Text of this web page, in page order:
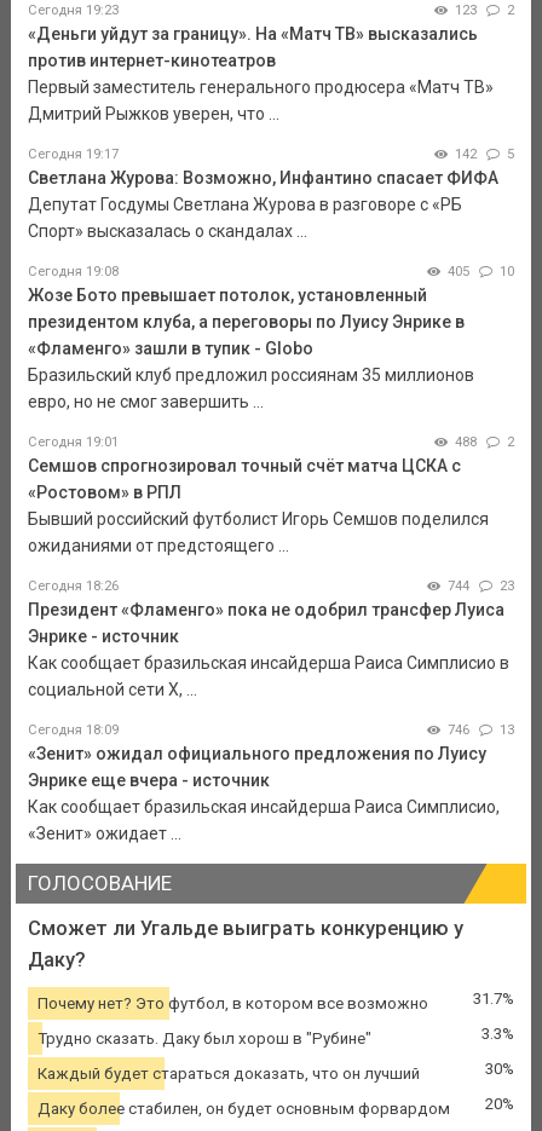
Сегодня 19:23 123 2
«Деньги уйдут за границу». На «Матч ТВ» высказались
против интернет-кинотеатров
Первый заместитель генерального продюсера «Матч ТВ»
Дмитрий Рыжков уверен, что ...
Сегодня 19:17 142 5
Светлана Журова: Возможно, Инфантино спасает ФИФА
Депутат Госдумы Светлана Журова в разговоре с «РБ
Спорт» высказалась о скандалах ...
Сегодня 19:08 405 10
Жозе Бото превышает потолок, установленный
президентом клуба, а переговоры по Луису Энрике в
«Фламенго» зашли в тупик - Globo
Бразильский клуб предложил россиянам 35 миллионов
евро, но не смог завершить ...
Сегодня 19:01 488 2
Семшов спрогнозировал точный счёт матча ЦСКА с
«Ростовом» в РПЛ
Бывший российский футболист Игорь Семшов поделился
ожиданиями от предстоящего ...
Сегодня 18:26 744 23
Президент «Фламенго» пока не одобрил трансфер Луиса
Энрике - источник
Как сообщает бразильская инсайдерша Раиса Симплисио в
социальной сети Х, ...
Сегодня 18:09 746 13
«Зенит» ожидал официального предложения по Луису
Энрике еще вчера - источник
Как сообщает бразильская инсайдерша Раиса Симплисио,
«Зенит» ожидает ...
ГОЛОСОВАНИЕ
Сможет ли Угальде выиграть конкуренцию у
Даку?
Почему нет? Это футбол, в котором все возможно 31.7%
Трудно сказать. Даку был хорош в "Рубине" 3.3%
Каждый будет стараться доказать, что он лучший 30%
Даку более стабилен, он будет основным форвардом
20%